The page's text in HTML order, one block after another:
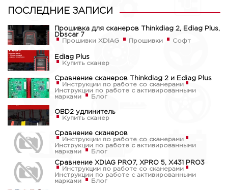
ПОСЛЕДНИЕ ЗАПИСИ
Прошивка для сканеров Thinkdiag 2, Ediag Plus,
Dbscar 7
Прошивки XDIAG
Прошивки Софт
Ediag Plus
Купить сканер
Сравнение сканеров Thinkdiag 2 и Ediag Plus
Инструкции по работе со сканерами
Инструкции по работе с активированными
марками
Блог
OBD2 удлинитель
Купить сканер
Сравнение сканеров
Инструкции по работе со сканерами
Инструкции по работе с активированными
марками
Блог
Сравнение XDIAG PRO7, XPRO 5, X431 PRO3
Инструкции по работе со сканерами
Инструкции по работе с активированными
марками
Блог